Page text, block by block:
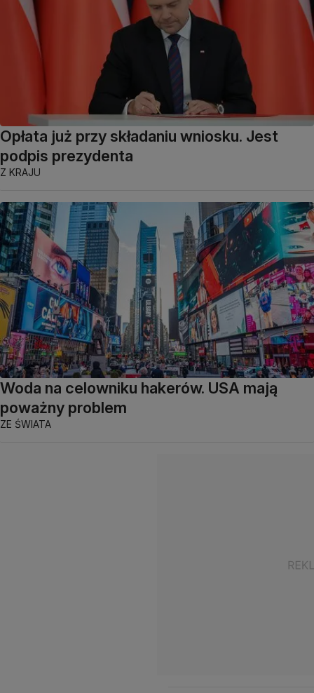
Opłata już przy składaniu wniosku. Jest
podpis prezydenta
Z KRAJU
Woda na celowniku hakerów. USA mają
poważny problem
ZE ŚWIATA